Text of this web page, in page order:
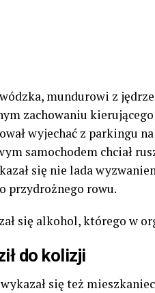
mundurowi z
zachowaniu
wyjechać z parkingu
samochodem chciał
się nie lada
przydrożnego rowu.
się alkohol, którego w
do kolizji
się też